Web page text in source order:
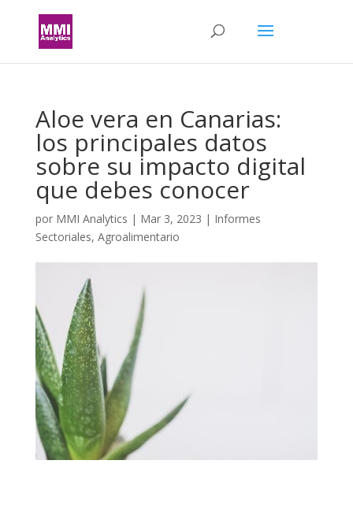
Aloe vera en Canarias:
los principales datos
sobre su impacto digital
que debes conocer
por MMI Analytics | Mar 3, 2023 | Informes
Sectoriales, Agroalimentario